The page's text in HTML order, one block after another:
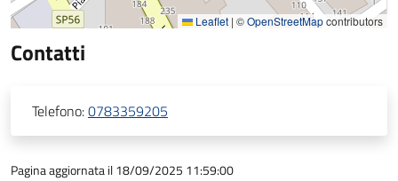
Leaflet | ©OpenStreetMapcontributors
Contatti
Telefono:0783359205
Pagina aggiornata il 18/09/2025 11:59:00